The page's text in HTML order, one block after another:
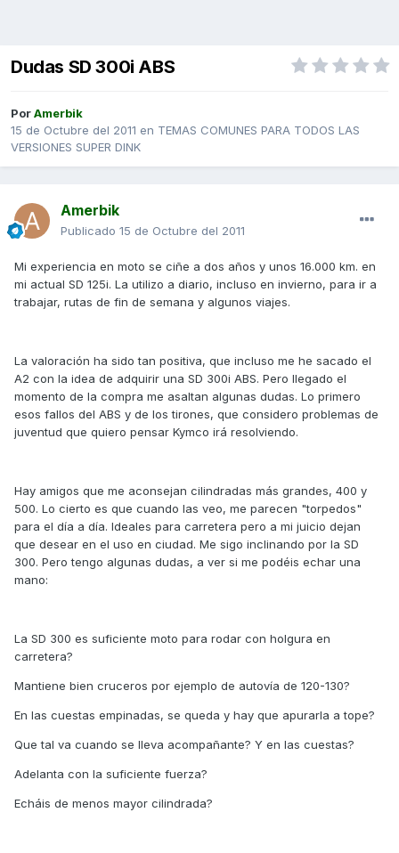
Dudas SD 300i ABS
PorAmerbik
15 de Octubre del 2011 en TEMAS COMUNES PARA TODOS LAS
VERSIONES SUPER DINK
Amerbik
Publicado 15 de Octubre del 2011
Mi experiencia en moto se ciñe a dos años y unos 16.000 km. en
mi actual SD 125i. La utilizo a diario, incluso en invierno, para ir a
trabajar, rutas de fin de semana y algunos viajes.
La valoración ha sido tan positiva, que incluso me he sacado el
A2 con la idea de adquirir una SD 300i ABS. Pero llegado el
momento de la compra me asaltan algunas dudas. Lo primero
esos fallos del ABS y de los tirones, que considero problemas de
juventud que quiero pensar Kymco irá resolviendo.
Hay amigos que me aconsejan cilindradas más grandes, 400 y
500. Lo cierto es que cuando las veo, me parecen "torpedos"
para el día a día. Ideales para carretera pero a mi juicio dejan
que desear en el uso en ciudad. Me sigo inclinando por la SD
300. Pero tengo algunas dudas, a ver si me podéis echar una
mano:
La SD 300 es suficiente moto para rodar con holgura en
carretera?
Mantiene bien cruceros por ejemplo de autovía de 120-130?
En las cuestas empinadas, se queda y hay que apurarla a tope?
Que tal va cuando se lleva acompañante? Y en las cuestas?
Adelanta con la suficiente fuerza?
Echáis de menos mayor cilindrada?